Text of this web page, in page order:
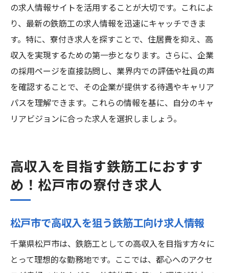
の求人情報サイトを活用することが大切です。これによ
り、最新の鉄筋工の求人情報を迅速にキャッチできま
す。特に、寮付き求人を探すことで、住居費を抑え、高
収入を実現するための第一歩となります。さらに、企業
の採用ページを直接訪問し、業界内での評価や社員の声
を確認することで、その企業が提供する待遇やキャリア
パスを理解できます。これらの情報を基に、自分のキャ
リアビジョンに合った求人を選択しましょう。
高収入を目指す鉄筋工におすす
め！松戸市の寮付き求人
松戸市で高収入を狙う鉄筋工向け求人情報
千葉県松戸市は、鉄筋工としての高収入を目指す方々に
とって理想的な勤務地です。ここでは、都心へのアクセ